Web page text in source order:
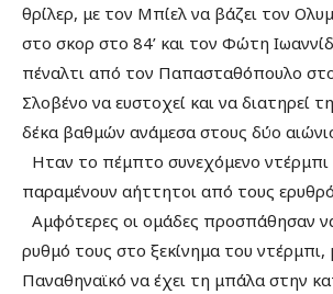
θρίλερ, με τον Μπίελ να βάζει τον
στο σκορ στο 84’ και τον Φώτη
πέναλτι από τον Παπασταθόπουλο στο
Σλοβένο να ευστοχεί και να διατηρεί
δέκα βαθμών ανάμεσα στους δύο
Ηταν το πέμπτο συνεχόμενο ντέρμπι
παραμένουν αήττητοι από τους
Αμφότερες οι ομάδες προσπάθησαν
ρυθμό τους στο ξεκίνημα του ντέρμπι,
Παναθηναϊκό να έχει τη μπάλα στην